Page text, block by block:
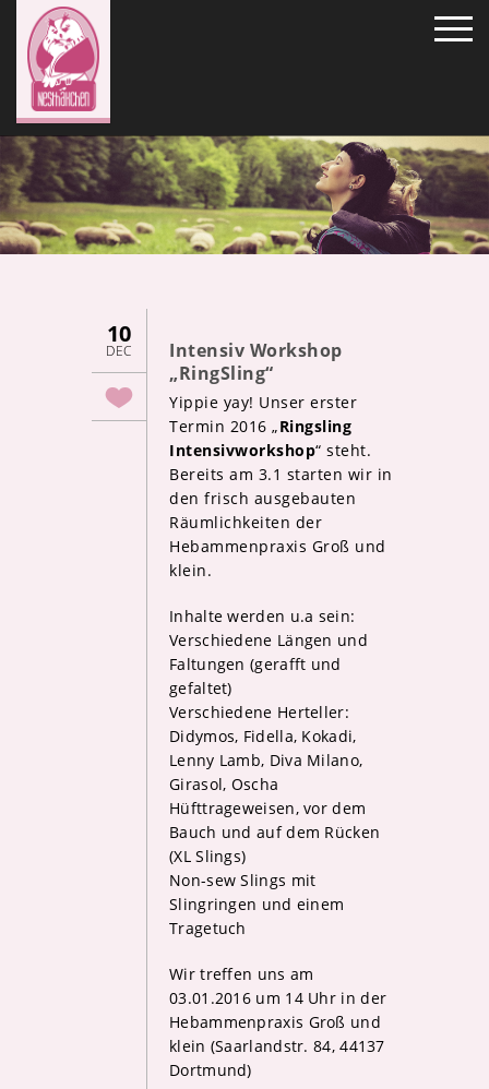
10
DEC
Intensiv Workshop
„RingSling“
Yippie yay! Unser erster
Termin 2016 „Ringsling
Intensivworkshop“ steht.
Bereits am 3.1 starten wir in
den frisch ausgebauten
Räumlichkeiten der
Hebammenpraxis Groß und
klein.
Inhalte werden u.a sein:
Verschiedene Längen und
Faltungen (gerafft und
gefaltet)
Verschiedene Herteller:
Didymos, Fidella, Kokadi,
Lenny Lamb, Diva Milano,
Girasol, Oscha
Hüfttrageweisen, vor dem
Bauch und auf dem Rücken
(XL Slings)
Non-sew Slings mit
Slingringen und einem
Tragetuch
Wir treffen uns am
03.01.2016 um 14 Uhr in der
Hebammenpraxis Groß und
klein (Saarlandstr. 84, 44137
Dortmund)